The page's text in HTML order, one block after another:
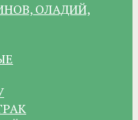
ОЛАДИЙ,